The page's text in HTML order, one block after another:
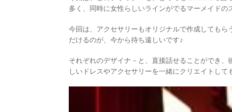
多く、同時に女性らしいラインがでるマーメイドの
今回は、アクセサリーもオリジナルで作成しても
だけるのが、今から待ち遠しいです♪
それぞれのデザイナ－と、直接話せることができ
しいドレスやアクセサリーを一緒にクリエイトし